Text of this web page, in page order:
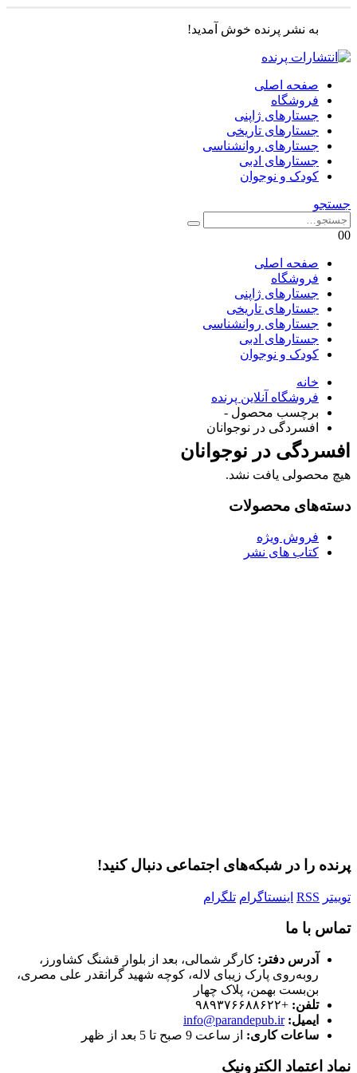
به نشر پرنده خوش آمدید!
صفحه اصلی
فروشگاه
جستارهای ژاپنی
جستارهای تاریخی
جستارهای روانشناسی
جستارهای ادبی
کودک و نوجوان
جستجو
00
صفحه اصلی
فروشگاه
جستارهای ژاپنی
جستارهای تاریخی
جستارهای روانشناسی
جستارهای ادبی
کودک و نوجوان
خانه
فروشگاه آنلاین پرنده
برچسب محصول -
افسردگی در نوجوانان
افسردگی در نوجوانان
هیچ محصولی یافت نشد.
دسته‌های محصولات
فروش ویژه
کتاب های نشر
پرنده را در شبکه‌های اجتماعی دنبال کنید!
توییتر RSS اینستاگرام تلگرام
تماس با ما
آدرس دفتر: کارگر شمالی، بعد از بلوار قشنگ کشاورز،
روبه‌روی پارک زیبای لاله، کوچه شهید گرانقدر علی مصری،
بن‌بست بهمن، پلاک چهار
تلفن: +۹۸۹۳۷۶۶۸۸۶۲۲
ایمیل: info@parandepub.ir
ساعات کاری: از ساعت 9 صبح تا 5 بعد از ظهر
نماد اعتماد الکترونیک